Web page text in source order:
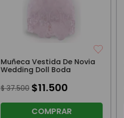
Muñeca Vestida De Novia
Wedding Doll Boda
$ 37.500 $11.500
COMPRAR